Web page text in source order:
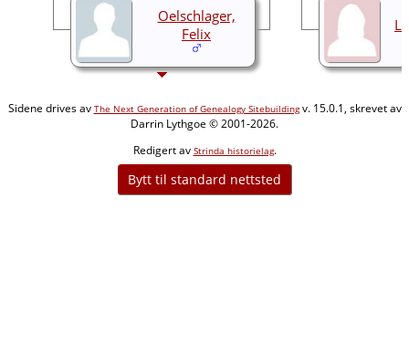
Oelschlager,
Felix
Sidene drives av The Next Generation of Genealogy Sitebuildingv. 15.0.1, skrevet av
Darrin Lythgoe © 2001-2026.
Redigert av Strinda historielag.
Bytt til standard nettsted